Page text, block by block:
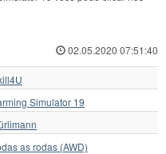
02.05.2020 07:51:40
Simulator 19
as rodas (AWD)